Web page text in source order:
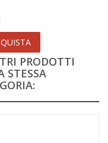
PRODOTTI
STESSA